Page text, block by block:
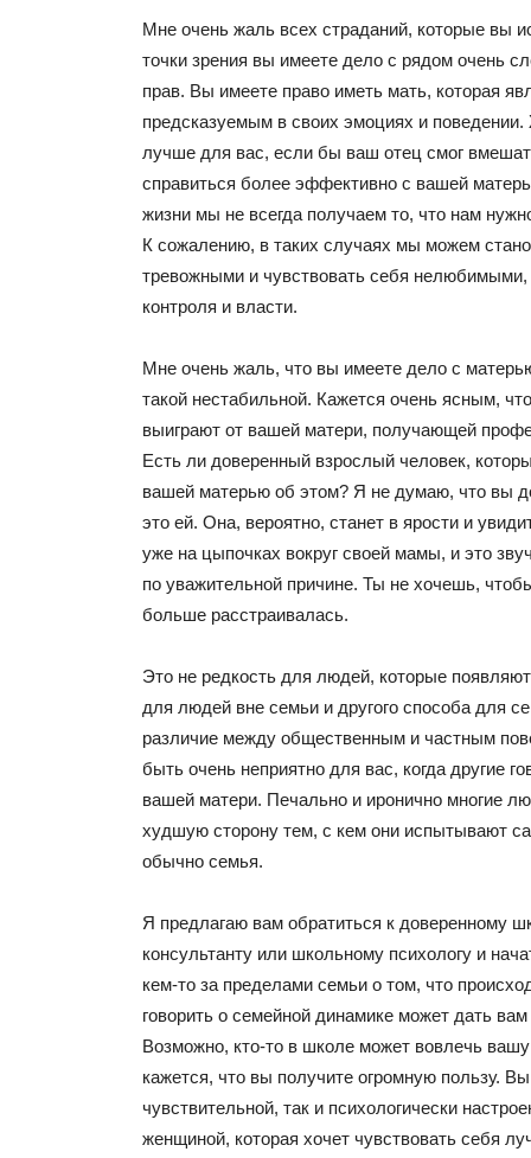
Мне очень жаль всех страданий, которые вы
точки зрения вы имеете дело с рядом очень
прав. Вы имеете право иметь мать, которая
предсказуемым в своих эмоциях и
лучше для вас, если бы ваш отец смог
справиться более эффективно с вашей
жизни мы не всегда получаем то, что нам
К сожалению, в таких случаях мы можем
тревожными и чувствовать себя нелюбимыми,
контроля и власти.
Мне очень жаль, что вы имеете дело с
такой нестабильной. Кажется очень ясным,
выиграют от вашей матери, получающей
Есть ли доверенный взрослый человек,
вашей матерью об этом? Я не думаю, что вы
это ей. Она, вероятно, станет в ярости и
уже на цыпочках вокруг своей мамы, и это
по уважительной причине. Ты не хочешь,
больше расстраивалась.
Это не редкость для людей, которые
для людей вне семьи и другого способа для
различие между общественным и частным
быть очень неприятно для вас, когда другие
вашей матери. Печально и иронично многие
худшую сторону тем, с кем они испытывают
обычно семья.
Я предлагаю вам обратиться к доверенному
консультанту или школьному психологу и
кем-то за пределами семьи о том, что
говорить о семейной динамике может дать вам
Возможно, кто-то в школе может вовлечь
кажется, что вы получите огромную пользу.
чувствительной, так и психологически
женщиной, которая хочет чувствовать себя